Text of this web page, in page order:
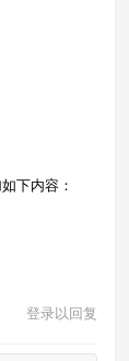
下内容：
登录以回复